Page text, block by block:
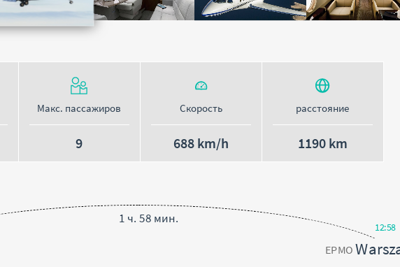
Макс. пассажиров
9
Скорость
688 km/h
расстояние
1190 km
1 ч. 58 мин.
12:58
EPMO